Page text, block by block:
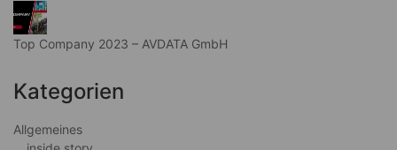
Top Company 2023 – AVDATA GmbH
Kategorien
Allgemeines